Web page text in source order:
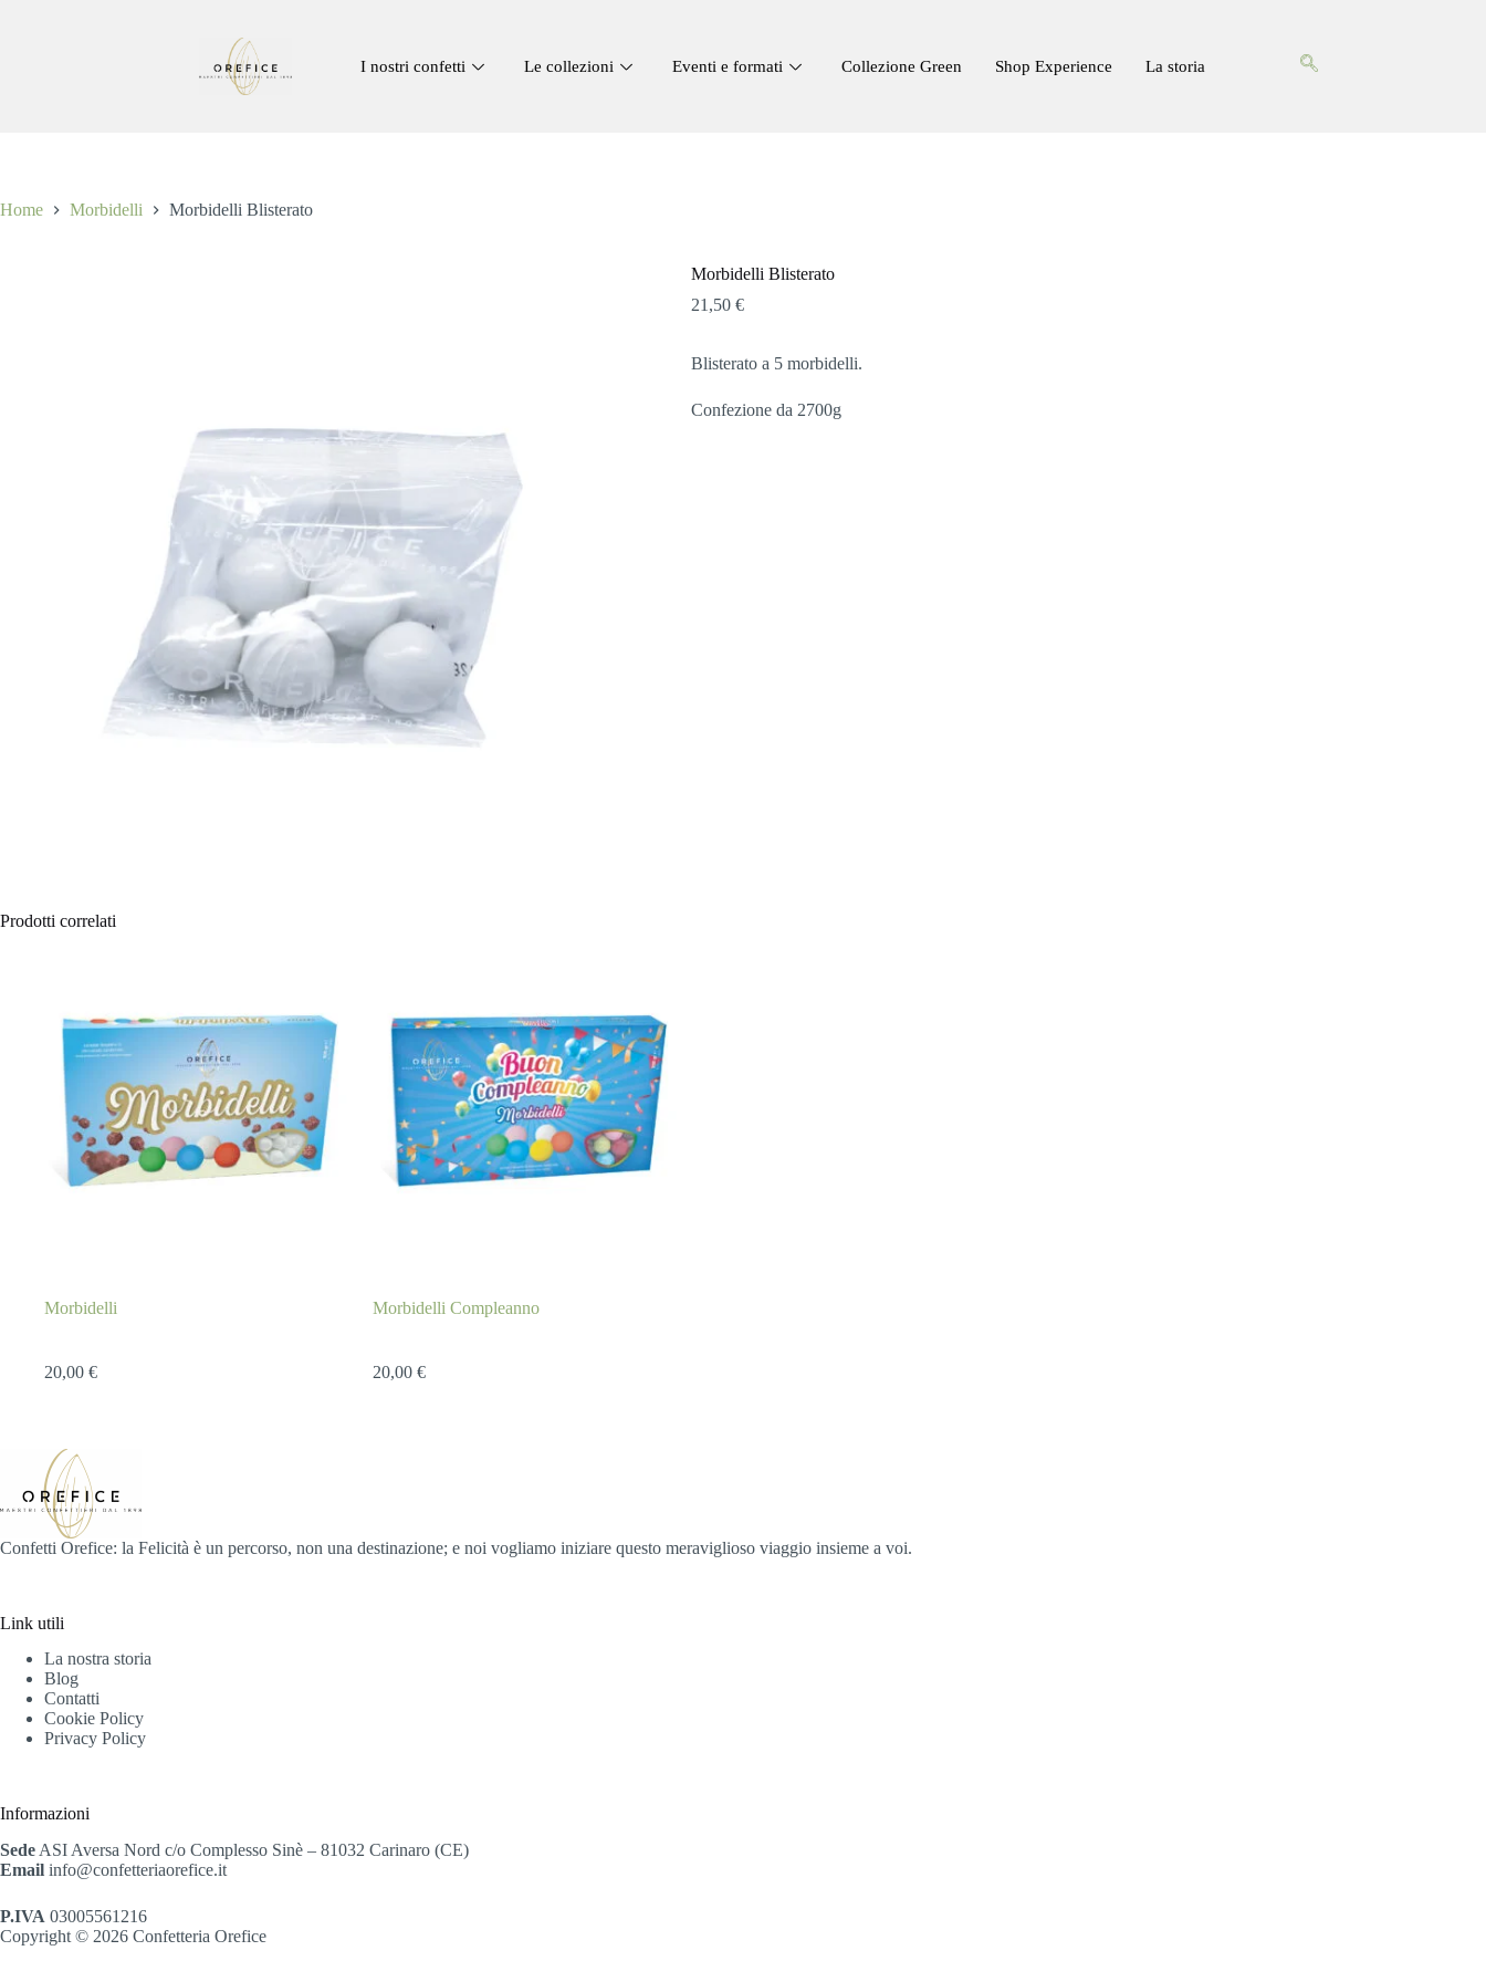
I nostri confetti Le collezioni Eventi e formati Collezione Green Shop Experience La storia
Home Morbidelli Morbidelli Blisterato
Morbidelli Blisterato
21,50 €
Blisterato a 5 morbidelli.
Confezione da 2700g
Prodotti correlati
Morbidelli
20,00 €
Morbidelli Compleanno
20,00€
Confetti Orefice: la Felicità è un percorso, non una destinazione; e noi vogliamo iniziare questo meraviglioso viaggio insieme a voi.
Link utili
La nostra storia
Blog
Contatti
Cookie Policy
Privacy Policy
Informazioni
Sede ASI Aversa Nord c/o Complesso Sinè – 81032 Carinaro (CE)
Email info@confetteriaorefice.it
P.IVA 03005561216
Copyright © 2026 Confetteria Orefice